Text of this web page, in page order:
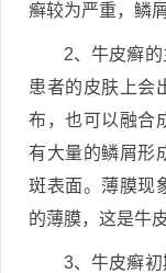
癣较为严重，鳞
2、牛皮癣
患者的皮肤上会
布，也可以融合
有大量的鳞屑形
斑表面。薄膜现
的薄膜，这是牛
3、牛皮癣